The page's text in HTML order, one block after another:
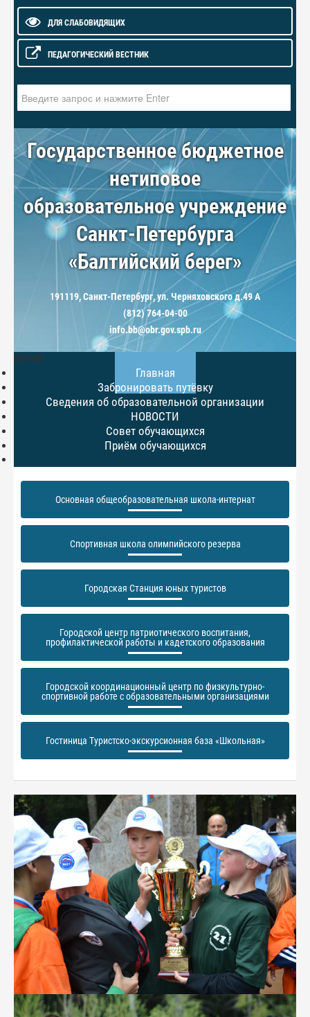
ДЛЯ СЛАБОВИДЯЩИХ
ПЕДАГОГИЧЕСКИЙ ВЕСТНИК
Государственное бюджетное
нетиповое
образовательное учреждение
Санкт-Петербурга
«Балтийский берег»
191119, Санкт-Петербург, ул. Черняховского д.49 А
(812) 764-04-00
info.bb@obr.gov.spb.ru
МЕНЮ
Главная
Забронировать путёвку
Сведения об образовательной организации
НОВОСТИ
Совет обучающихся
Приём обучающихся
Основная общеобразовательная школа-интернат
Спортивная школа олимпийского резерва
Городская Станция юных туристов
Городской центр патриотического воспитания,
профилактической работы и кадетского образования
Городской координационный центр по физкультурно-
спортивной работе с образовательными организациями
Гостиница Туристско-экскурсионная база «Школьная»